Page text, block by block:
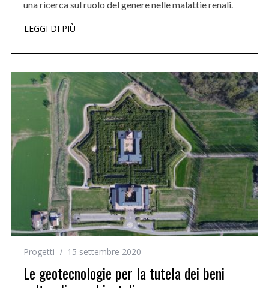
una ricerca sul ruolo del genere nelle malattie renali.
LEGGI DI PIÙ
Progetti 15 settembre 2020
Le geotecnologie per la tutela dei beni